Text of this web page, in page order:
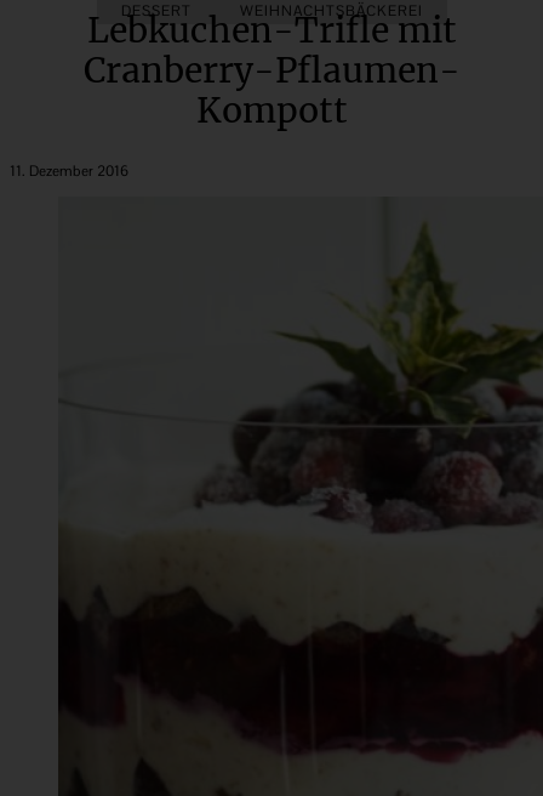
DESSERT WEIHNACHTSBÄCKEREI
Lebkuchen-Trifle mit
Cranberry-Pflaumen-
Kompott
11. Dezember 2016